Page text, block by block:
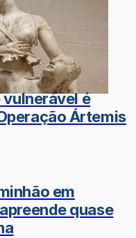
é
Ártemis
em
quase